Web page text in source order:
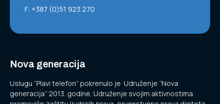
F: +387 (0)51 923 270
Nova generacija
Uslugu “Plavi telefon” pokrenulo je Udruženje “Nova
generacija” 2013. godine. Udruženje svojim aktivnostima